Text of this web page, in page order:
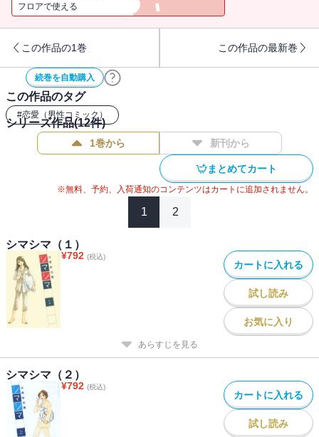
フロアで使える
この作品の1巻 この作品の最新巻
続巻を自動購入
この作品のタグ
#恋愛（男性コミック）
シリーズ作品(12件)
1巻から 新刊から
まとめてカート
※無料、予約、入荷通知のコンテンツはカートに追加されません。
1 2
シマシマ（１）
¥792 (税込)
カートに入れる
試し読み
お気に入り
あらすじを見る
シマシマ（２）
¥792 (税込)
カートに入れる
試し読み